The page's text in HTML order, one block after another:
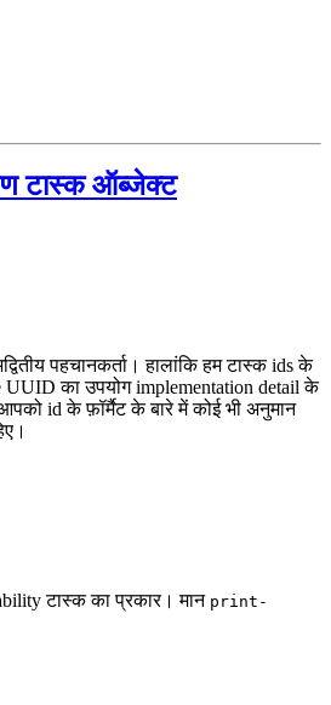
टास्क ऑब्जेक्ट
पहचानकर्ता। हालांकि हम टास्क ids के
UUID का उपयोग implementation detail के
id के फ़ॉर्मैट के बारे में कोई भी अनुमान
टास्क का प्रकार। मान print-